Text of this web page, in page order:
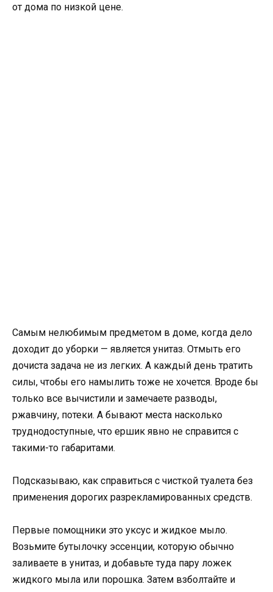
от дома по низкой цене.
Самым нелюбимым предметом в доме, когда дело
доходит до уборки — является унитаз. Отмыть его
дочиста задача не из легких. А каждый день тратить
силы, чтобы его намылить тоже не хочется. Вроде бы
только все вычистили и замечаете разводы,
ржавчину, потеки. А бывают места насколько
труднодоступные, что ершик явно не справится с
такими-то габаритами.
Подсказываю, как справиться с чисткой туалета без
применения дорогих разрекламированных средств.
Первые помощники это уксус и жидкое мыло.
Возьмите бутылочку эссенции, которую обычно
заливаете в унитаз, и добавьте туда пару ложек
жидкого мыла или порошка. Затем взболтайте и